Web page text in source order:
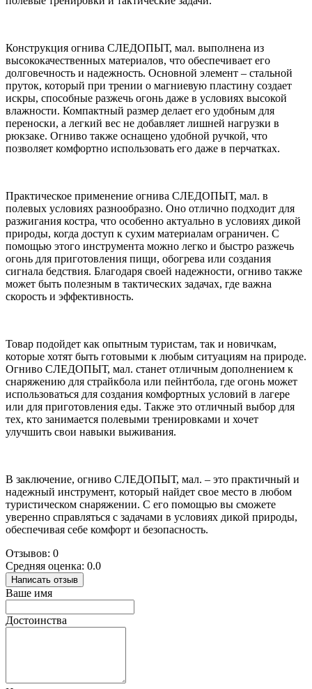
Конструкция огнива СЛЕДОПЫТ, мал. выполнена из
высококачественных материалов, что обеспечивает его
долговечность и надежность. Основной элемент – стальной
пруток, который при трении о магниевую пластину создает
искры, способные разжечь огонь даже в условиях высокой
влажности. Компактный размер делает его удобным для
переноски, а легкий вес не добавляет лишней нагрузки в
рюкзаке. Огниво также оснащено удобной ручкой, что
позволяет комфортно использовать его даже в перчатках.
Практическое применение огнива СЛЕДОПЫТ, мал. в
полевых условиях разнообразно. Оно отлично подходит для
разжигания костра, что особенно актуально в условиях дикой
природы, когда доступ к сухим материалам ограничен. С
помощью этого инструмента можно легко и быстро разжечь
огонь для приготовления пищи, обогрева или создания
сигнала бедствия. Благодаря своей надежности, огниво также
может быть полезным в тактических задачах, где важна
скорость и эффективность.
Товар подойдет как опытным туристам, так и новичкам,
которые хотят быть готовыми к любым ситуациям на природе.
Огниво СЛЕДОПЫТ, мал. станет отличным дополнением к
снаряжению для страйкбола или пейнтбола, где огонь может
использоваться для создания комфортных условий в лагере
или для приготовления еды. Также это отличный выбор для
тех, кто занимается полевыми тренировками и хочет
улучшить свои навыки выживания.
В заключение, огниво СЛЕДОПЫТ, мал. – это практичный и
надежный инструмент, который найдет свое место в любом
туристическом снаряжении. С его помощью вы сможете
уверенно справляться с задачами в условиях дикой природы,
обеспечивая себе комфорт и безопасность.
Отзывов: 0
Средняя оценка: 0.0
Написать отзыв
Ваше имя
Достоинства